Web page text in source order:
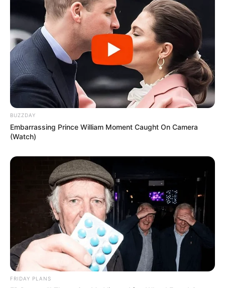
BUZZDAY
Embarrassing Prince William Moment Caught On Camera
(Watch)
FRIDAY PLANS